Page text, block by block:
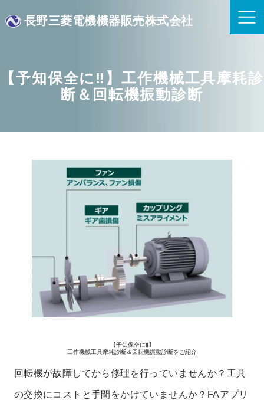
長野三菱電機機器販売株式会社
【予知保全に‼】工作機械工具摩耗診
断＆回転機振動診断
【予知保全に‼】
工作機械工具摩耗診断＆回転機振動診断をご紹介
回転機が故障してから修理を行っていませんか？工具
の交換にコストと手間をかけていませんか？FAアプリ